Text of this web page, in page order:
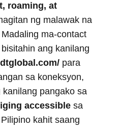
roaming, at
ng malawak na
ma-contact
ang kanilang
para
sa koneksyon,
pangako sa
accessible sa
kahit saang